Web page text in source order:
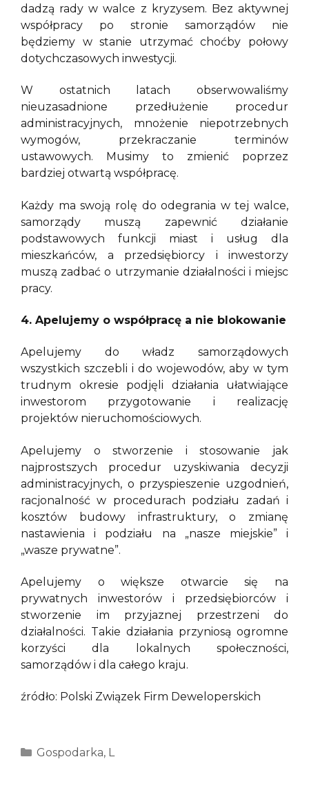
dadzą rady w walce z kryzysem. Bez aktywnej
współpracy po stronie samorządów nie
będziemy w stanie utrzymać choćby połowy
dotychczasowych inwestycji.
W ostatnich latach obserwowaliśmy
nieuzasadnione przedłużenie procedur
administracyjnych, mnożenie niepotrzebnych
wymogów, przekraczanie terminów
ustawowych. Musimy to zmienić poprzez
bardziej otwartą współpracę.
Każdy ma swoją rolę do odegrania w tej walce,
samorządy muszą zapewnić działanie
podstawowych funkcji miast i usług dla
mieszkańców, a przedsiębiorcy i inwestorzy
muszą zadbać o utrzymanie działalności i miejsc
pracy.
4. Apelujemy o współpracę a nie blokowanie
Apelujemy do władz samorządowych
wszystkich szczebli i do wojewodów, aby w tym
trudnym okresie podjęli działania ułatwiające
inwestorom przygotowanie i realizację
projektów nieruchomościowych.
Apelujemy o stworzenie i stosowanie jak
najprostszych procedur uzyskiwania decyzji
administracyjnych, o przyspieszenie uzgodnień,
racjonalność w procedurach podziału zadań i
kosztów budowy infrastruktury, o zmianę
nastawienia i podziału na „nasze miejskie” i
„wasze prywatne”.
Apelujemy o większe otwarcie się na
prywatnych inwestorów i przedsiębiorców i
stworzenie im przyjaznej przestrzeni do
działalności. Takie działania przyniosą ogromne
korzyści dla lokalnych społeczności,
samorządów i dla całego kraju.
źródło: Polski Związek Firm Deweloperskich
Kategorie
Gospodarka, L